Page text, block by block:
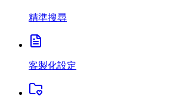
精準搜尋
客製化設定